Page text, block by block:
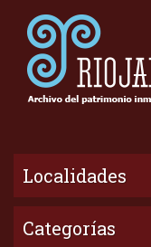
Localidades
Categorías